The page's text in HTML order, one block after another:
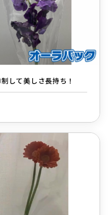
して美しさ長持ち！